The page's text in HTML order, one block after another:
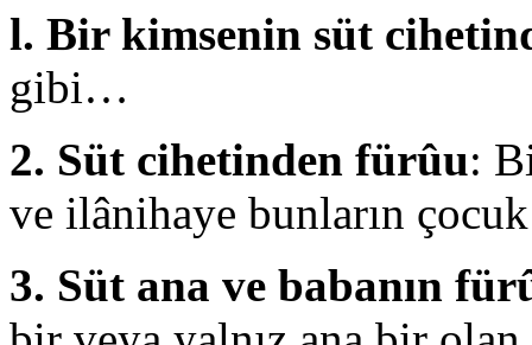
l. Bir kimsenin süt
gibi…
2. Süt cihetinden fürûu:
ve ilânihaye bunların
3. Süt ana ve babanın